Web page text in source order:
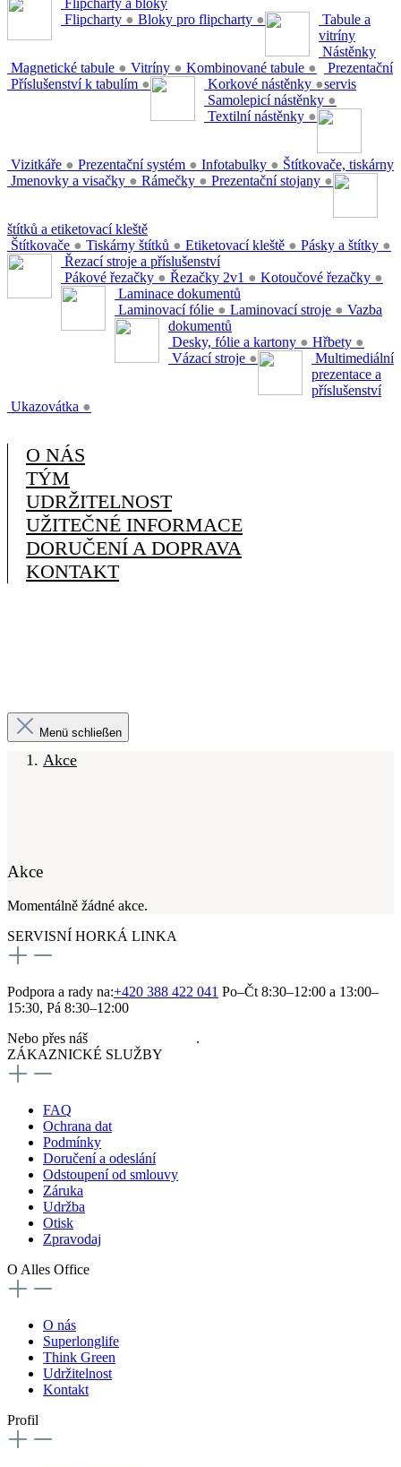
Flipcharty a bloky
Flipcharty ● Bloky pro flipcharty ●
Tabule a
vitríny
Magnetické tabule ● Vitríny ● Kombinované tabule ●
Příslušenství k tabulím ●
Nástěnky
Korkové nástěnky ●
Samolepicí nástěnky ●
Textilní nástěnky ●
Prezentační
servis
Vizitkáře ● Prezentační systém ● Infotabulky ●
Jmenovky a visačky ● Rámečky ● Prezentační stojany ●
Štítkovače, tiskárny
štítků a etiketovací kleště
Štítkovače ● Tiskárny štítků ● Etiketovací kleště ● Pásky a štítky ●
Řezací stroje a příslušenství
Pákové řezačky ● Řezačky 2v1 ● Kotoučové řezačky ●
Laminace dokumentů
Laminovací fólie ● Laminovací stroje ● Vazba
dokumentů
Desky, fólie a kartony ● Hřbety ●
Vázací stroje ●
Multimediální
prezentace a
příslušenství
Ukazovátka ●
O NÁS
TÝM
UDRŽITELNOST
UŽITEČNÉ INFORMACE
DORUČENÍ A DOPRAVA
KONTAKT
Menü schließen
Akce
Akce
Momentálně žádné akce.
SERVISNÍ HORKÁ LINKA
Podpora a rady na:+420 388 422 041 Po–Čt 8:30–12:00 a 13:00–
15:30, Pá 8:30–12:00
Nebo přes náš
.
ZÁKAZNICKÉ SLUŽBY
FAQ
Ochrana dat
Podmínky
Doručení a odeslání
Odstoupení od smlouvy
Záruka
Udržba
Otisk
Zpravodaj
O Alles Office
O nás
Superlonglife
Think Green
Udržitelnost
Kontakt
Profil